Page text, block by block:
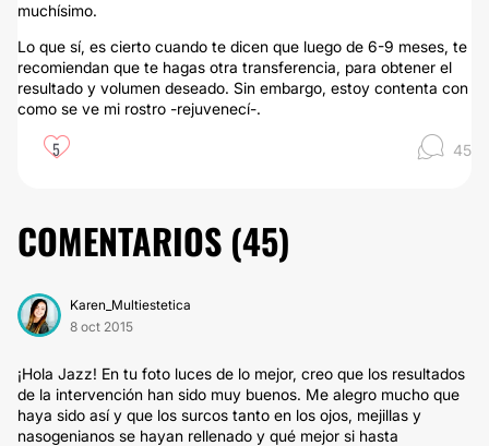
muchísimo.
Lo que sí, es cierto cuando te dicen que luego de 6-9 meses, te
recomiendan que te hagas otra transferencia, para obtener el
resultado y volumen deseado. Sin embargo, estoy contenta con
como se ve mi rostro -rejuvenecí-.
5 45
COMENTARIOS (45)
Karen_Multiestetica
8 oct 2015
¡Hola Jazz! En tu foto luces de lo mejor, creo que los resultados
de la intervención han sido muy buenos. Me alegro mucho que
haya sido así y que los surcos tanto en los ojos, mejillas y
nasogenianos se hayan rellenado y qué mejor si hasta